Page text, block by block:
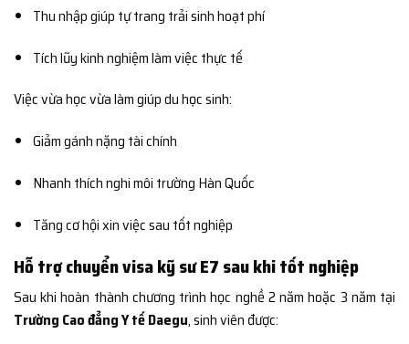
Thu nhập giúp tự trang trải sinh hoạt phí
Tích lũy kinh nghiệm làm việc thực tế
Việc vừa học vừa làm giúp du học sinh:
Giảm gánh nặng tài chính
Nhanh thích nghi môi trường Hàn Quốc
Tăng cơ hội xin việc sau tốt nghiệp
Hỗ trợ chuyển visa kỹ sư E7 sau khi tốt nghiệp
Sau khi hoàn thành chương trình học nghề 2 năm hoặc 3 năm tại
Trường Cao đẳng Y tế Daegu, sinh viên được: